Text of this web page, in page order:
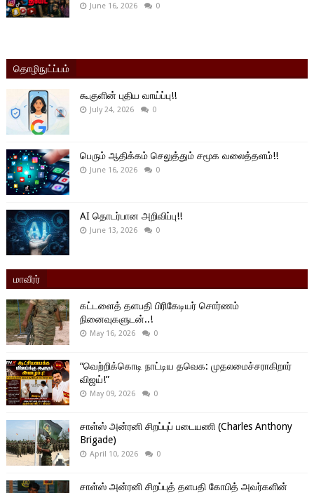
June 16, 2026 0
தொழிநுட்ப்பம்
கூகுளின் புதிய வாய்ப்பு!!
July 24, 2026 0
பெரும் ஆதிக்கம் செலுத்தும் சமூக வலைத்தளம்!!
June 16, 2026 0
AI தொடர்பான அறிவிப்பு!!
June 13, 2026 0
மாவீரர்
கட்டளைத் தளபதி பிரிகேடியர் சொர்ணம்
நினைவுகளுடன்..!
May 16, 2026 0
“வெற்றிக்கொடி நாட்டிய தவெக: முதலமைச்சராகிறார்
விஜய்!”
May 09, 2026 0
சாள்ஸ் அன்ரனி சிறப்புப் படையணி (Charles Anthony
Brigade)
April 10, 2026 0
சாள்ஸ் அன்ரனி சிறப்புத் தளபதி கோபித் அவர்களின்